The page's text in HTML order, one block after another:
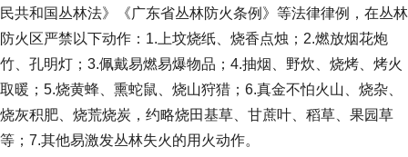
民共和国丛林法》《广东省丛林防火条例》等法律律例，在丛林
防火区严禁以下动作：1.上坟烧纸、烧香点烛；2.燃放烟花炮
竹、孔明灯；3.佩戴易燃易爆物品；4.抽烟、野炊、烧烤、烤火
取暖；5.烧黄蜂、熏蛇鼠、烧山狩猎；6.真金不怕火山、烧杂、
烧灰积肥、烧荒烧炭，约略烧田基草、甘蔗叶、稻草、果园草
等；7.其他易激发丛林失火的用火动作。